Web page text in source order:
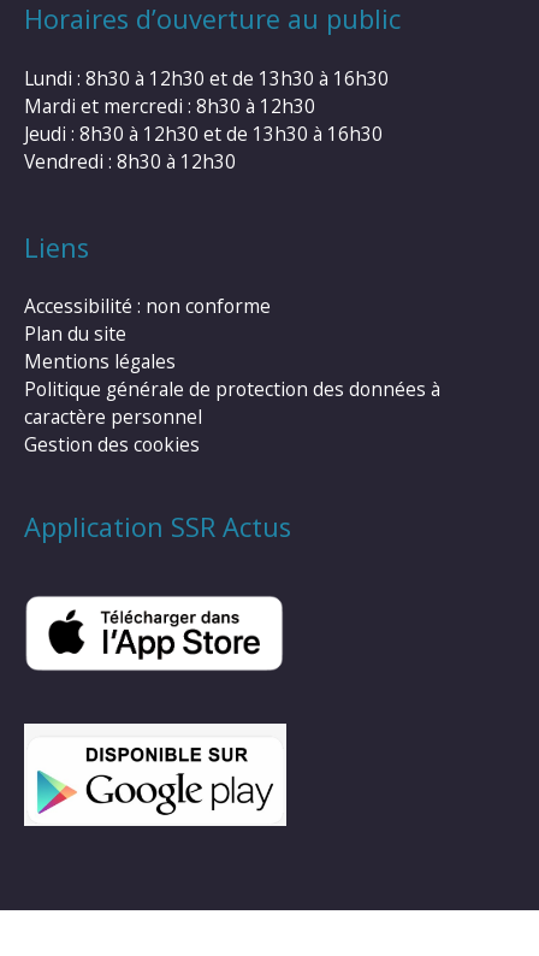
Horaires d’ouverture au public
Lundi : 8h30 à 12h30 et de 13h30 à 16h30
Mardi et mercredi : 8h30 à 12h30
Jeudi : 8h30 à 12h30 et de 13h30 à 16h30
Vendredi : 8h30 à 12h30
Liens
Accessibilité : non conforme
Plan du site
Mentions légales
Politique générale de protection des données à
caractère personnel
Gestion des cookies
Application SSR Actus